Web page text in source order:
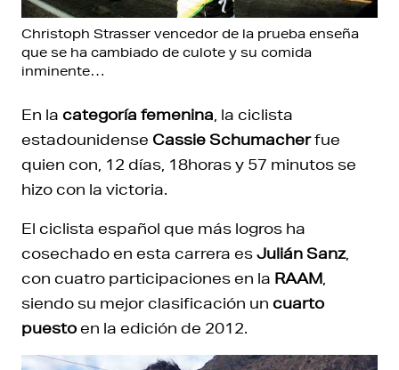
Christoph Strasser vencedor de la prueba enseña
que se ha cambiado de culote y su comida
inminente…
En la categoría femenina, la ciclista
estadounidense Cassie Schumacherfue
quien con, 12 días, 18horas y 57 minutos se
hizo con la victoria.
El ciclista español que más logros ha
cosechado en esta carrera esJulián Sanz,
con cuatro participaciones en la RAAM,
siendo su mejor clasificación un cuarto
puestoen la edición de 2012.